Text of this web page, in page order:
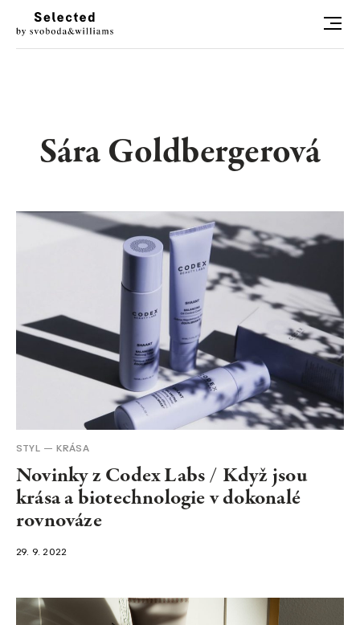
STYL
RADOSTI
KONTAKT
NEWSLETTER
Sára Goldbergerová
STYL KRÁSA
Novinky z Codex Labs / Když jsou
krása a biotechnologie v dokonalé
rovnováze
29. 9. 2022